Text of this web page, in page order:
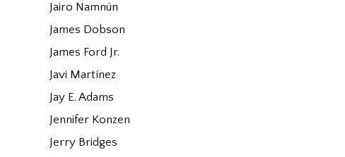
Jairo Namnún
James Dobson
James Ford Jr.
Javi Martínez
Jay E. Adams
Jennifer Konzen
Jerry Bridges